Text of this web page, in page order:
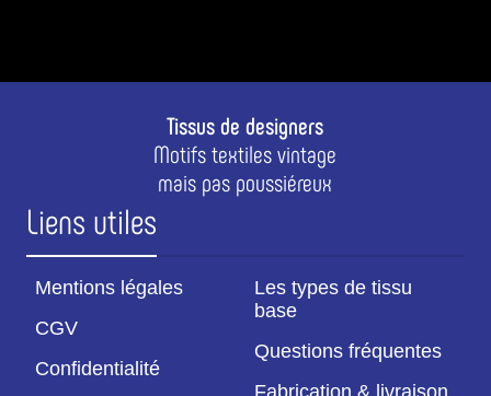
Tissus de designers
Motifs textiles vintage
mais pas poussiéreux
Liens utiles
Mentions légales
CGV
Confidentialité
Les types de tissu
base
Questions fréquentes